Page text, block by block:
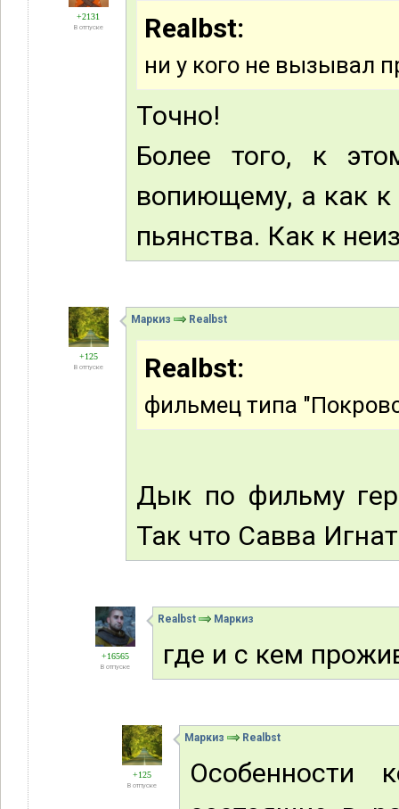
+2131
В отпуске Realbst:
ни у кого не вызывал
Точно!
Более того, к
вопиющему, а как к
пьянства. Как к
+125
В отпуске
Маркиз Realbst
Realbst:
фильмец типа
Дык по фильму
Так что Савва
+16565
В отпуске
Realbst Маркиз
где и с кем
+125
В отпуске
Маркиз Realbst
Особенности